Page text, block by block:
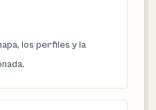
los perfiles y la